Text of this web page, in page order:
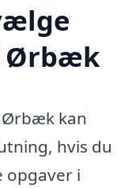
Ørbæk
Ørbæk kan
hvis du
opgaver i